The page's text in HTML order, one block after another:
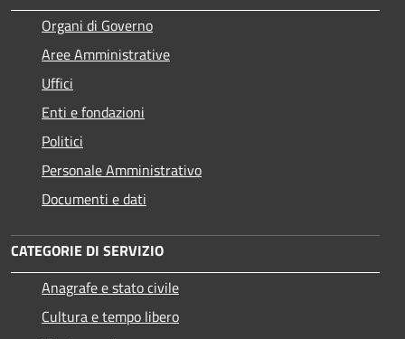
Organi di Governo
Aree Amministrative
Uffici
Enti e fondazioni
Politici
Personale Amministrativo
Documenti e dati
CATEGORIE DI SERVIZIO
Anagrafe e stato civile
Cultura e tempo libero